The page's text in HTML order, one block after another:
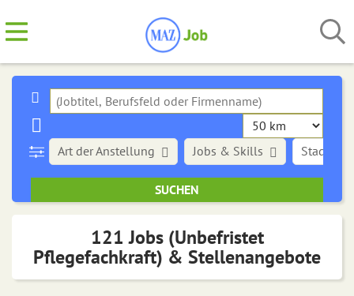
Stadt
Art der Anstellung Jobs & Skills
121 Jobs (Unbefristet
Pflegefachkraft) & Stellenangebote